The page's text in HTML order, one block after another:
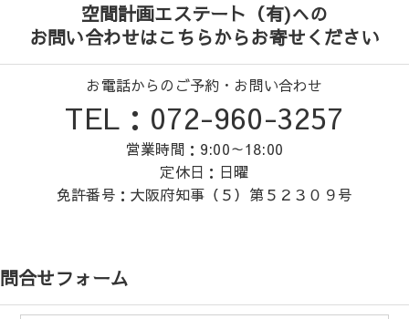
空間計画エステート（有)への
お問い合わせはこちらからお寄せください
お電話からのご予約・お問い合わせ
TEL：072-960-3257
営業時間：9:00～18:00
定休日：日曜
免許番号：大阪府知事（５）第５２３０９号
問合せフォーム